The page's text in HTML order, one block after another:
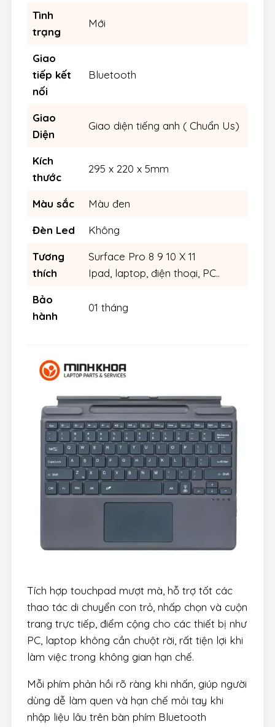
Tình
trạng
Mới
Giao
tiếp kết
nối
Bluetooth
Giao
Diện
Giao diện tiếng anh ( Chuẩn Us)
Kích
thước
295 x 220 x 5mm
Màu sắc Màu đen
Đèn Led Không
Tương
thích
Surface Pro 8 9 10 X 11
Ipad, laptop, điện thoại, PC..
Bảo
hành
01 tháng
Tích hợp touchpad mượt mà, hỗ trợ tốt các
thao tác di chuyển con trỏ, nhấp chọn và cuộn
trang trực tiếp, điểm cộng cho các thiết bị như
PC, laptop không cần chuột rời, rất tiện lợi khi
làm việc trong không gian hạn chế.
Mỗi phím phản hồi rõ ràng khi nhấn, giúp người
dùng dễ làm quen và hạn chế mỏi tay khi
nhập liệu lâu trên bàn phím Bluetooth